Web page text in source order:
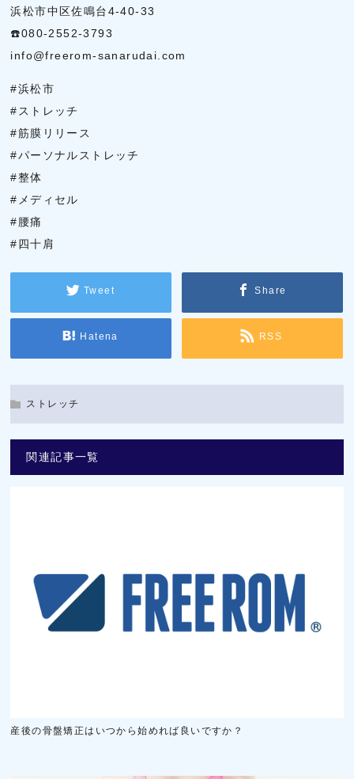
浜松市中区佐鳴台4-40-33
☎️080-2552-3793
info@freerom-sanarudai.com
#浜松市
#ストレッチ
#筋膜リリース
#パーソナルストレッチ
#整体
#メディセル
#腰痛
#四十肩
Tweet Share
Hatena RSS
ストレッチ
関連記事一覧
産後の骨盤矯正はいつから始めれば良いですか？